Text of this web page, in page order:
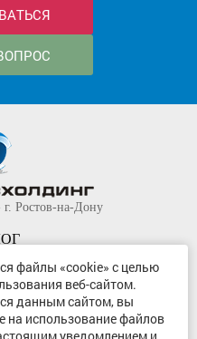
Ростов-на-Дону
2000-2026
файлы «cookie» с целью
веб-сайтом.
данным сайтом, вы
на использование файлов